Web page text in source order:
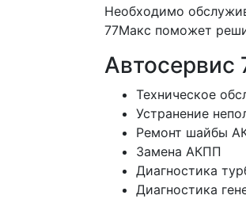
Необходимо
77Макс поможет
Автосервис
Техническое
Устранение
Ремонт шайбы
Замена АКПП
Диагностика
Диагностика